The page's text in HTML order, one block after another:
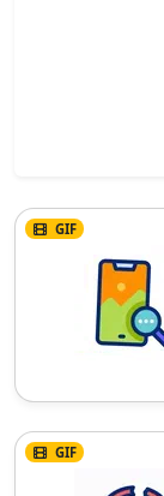
GIF
GIF